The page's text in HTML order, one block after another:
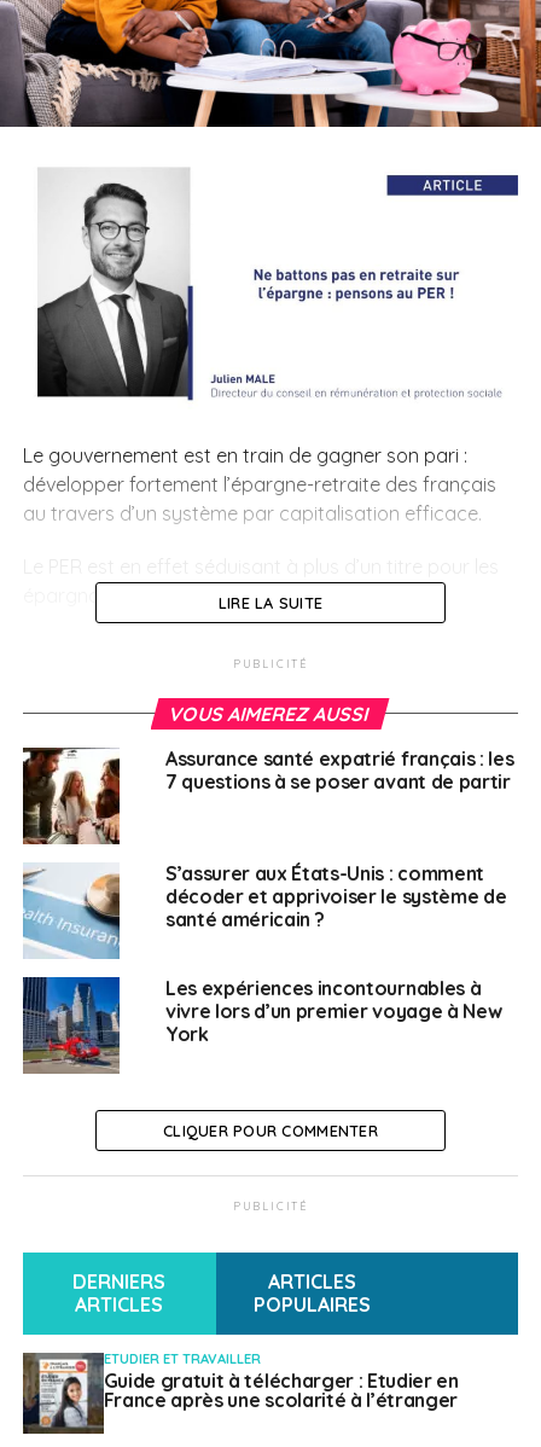
Le gouvernement est en train de gagner son pari :
développer fortement l’épargne-retraite des français
au travers d’un système par capitalisation efficace.
épargnants avec ses spécificités :
Fiscalité : les cotisations sont déductibles du
Retraite : la sortie en capital est désormais
possible au moment du départ à la retraite
Projets : le déblocage anticipé de l’épargne peut
se faire pour acquérir sa résidence principale
Pour les épargnants qui avaient choisi de miser sur les
anciens dispositifs retraite : Madelin, PERP… un audit
personnalisé des solutions mises en place s’impose.
Il peut s’avérer opportun de modifier sa stratégie
retraite en tenant compte de l’horizon de départ à la
retraite, des caractéristiques techniques des contrats
déjà ouverts, et des opportunités offertes par le PER.
Pour vous aider à mieux comprendre le fonctionnement
des dispositifs d’épargne-retraite, nous avons créé
pour vousce fascicule.
lien.
à façonner une stratégie d’épargne-retraite durable,
en adéquation avec vos projets et vos objectifs.
LIRE LA SUITE
PUBLICITÉ
VOUS AIMEREZ AUSSI
Assurance santé expatrié français : les
7 questions à se poser avant de partir
S’assurer aux États-Unis : comment
décoder et apprivoiser le système de
santé américain ?
Les expériences incontournables à
vivre lors d’un premier voyage à New
York
CLIQUER POUR COMMENTER
PUBLICITÉ
DERNIERS
ARTICLES
ARTICLES
POPULAIRES
ETUDIER ET TRAVAILLER
Guide gratuit à télécharger : Etudier en
France après une scolarité à l’étranger